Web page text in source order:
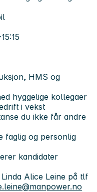
HMS og
hyggelige kollegaer
i vekst
du ikke får andre
faglig og personlig
kandidater
Alice Leine på tlf